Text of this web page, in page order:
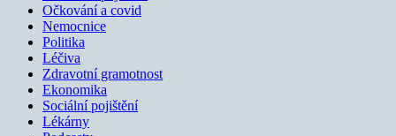
Očkování a covid
Nemocnice
Politika
Léčiva
Zdravotní gramotnost
Ekonomika
Sociální pojištění
Lékárny